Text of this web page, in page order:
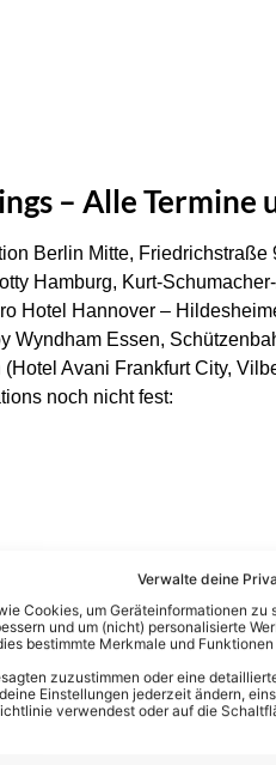
Verwalte deine
Cookies, um Geräteinformationen
und um (nicht) personalisierte
bestimmte Merkmale und
zuzustimmen oder eine
Einstellungen jederzeit ändern,
verwendest oder auf die
– Alle Termine
Berlin Mitte, Friedrichstraße
Hamburg, Kurt-
Hotel Hannover –
Wyndham Essen,
Avani Frankfurt City,
noch nicht fest:
bis 20 Uhr statt. Wer bei
USB-Stick mitbringen.